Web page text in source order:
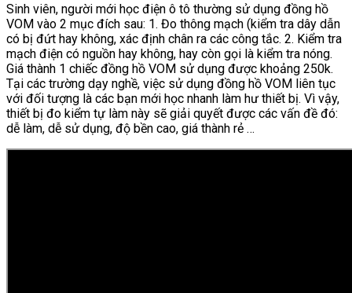
Sinh viên, người mới học điện ô tô thường sử dụng đồng hồ
VOM vào 2 mục đích sau: 1. Đo thông mạch (kiểm tra dây dẫn
có bị đứt hay không, xác định chân ra các công tắc. 2. Kiểm tra
mạch điện có nguồn hay không, hay còn gọi là kiểm tra nóng.
Giá thành 1 chiếc đồng hồ VOM sử dụng được khoảng 250k.
Tại các trường dạy nghề, việc sử dụng đồng hồ VOM liên tục
với đối tượng là các bạn mới học nhanh làm hư thiết bị. Vì vậy,
thiết bị đo kiểm tự làm này sẽ giải quyết được các vấn đề đó:
dễ làm, dễ sử dụng, độ bền cao, giá thành rẻ …